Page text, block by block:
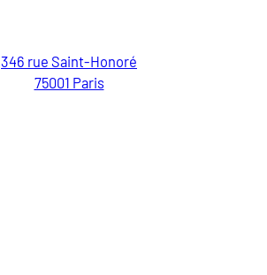
346 rue Saint-Honoré
75001 Paris